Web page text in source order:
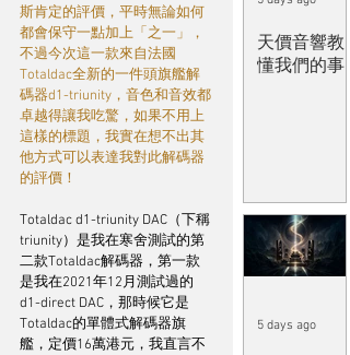
斯肯定的評價，平時無論如何
都會保守一點加上「之一」，
不過今次這一款來自法國
Totaldac全新的一件頭旗艦解
碼器d1-triunity，音色和音效都
卓越得讓我吃驚，如果不用上
這樣的標題，我實在想不出其
他方式可以表達我對此解碼器
的評價！
Totaldac d1-triunity DAC（下稱
triunity）是我在寒舍測試的第
二款Totaldac解碼器，第一款
是我在2021年12月測試過的
d1-direct DAC，那時候它是
Totaldac的單體式解碼器旗
艦，定價16萬港元，我直言不
天價音響教
懂我們的事
5 days ago